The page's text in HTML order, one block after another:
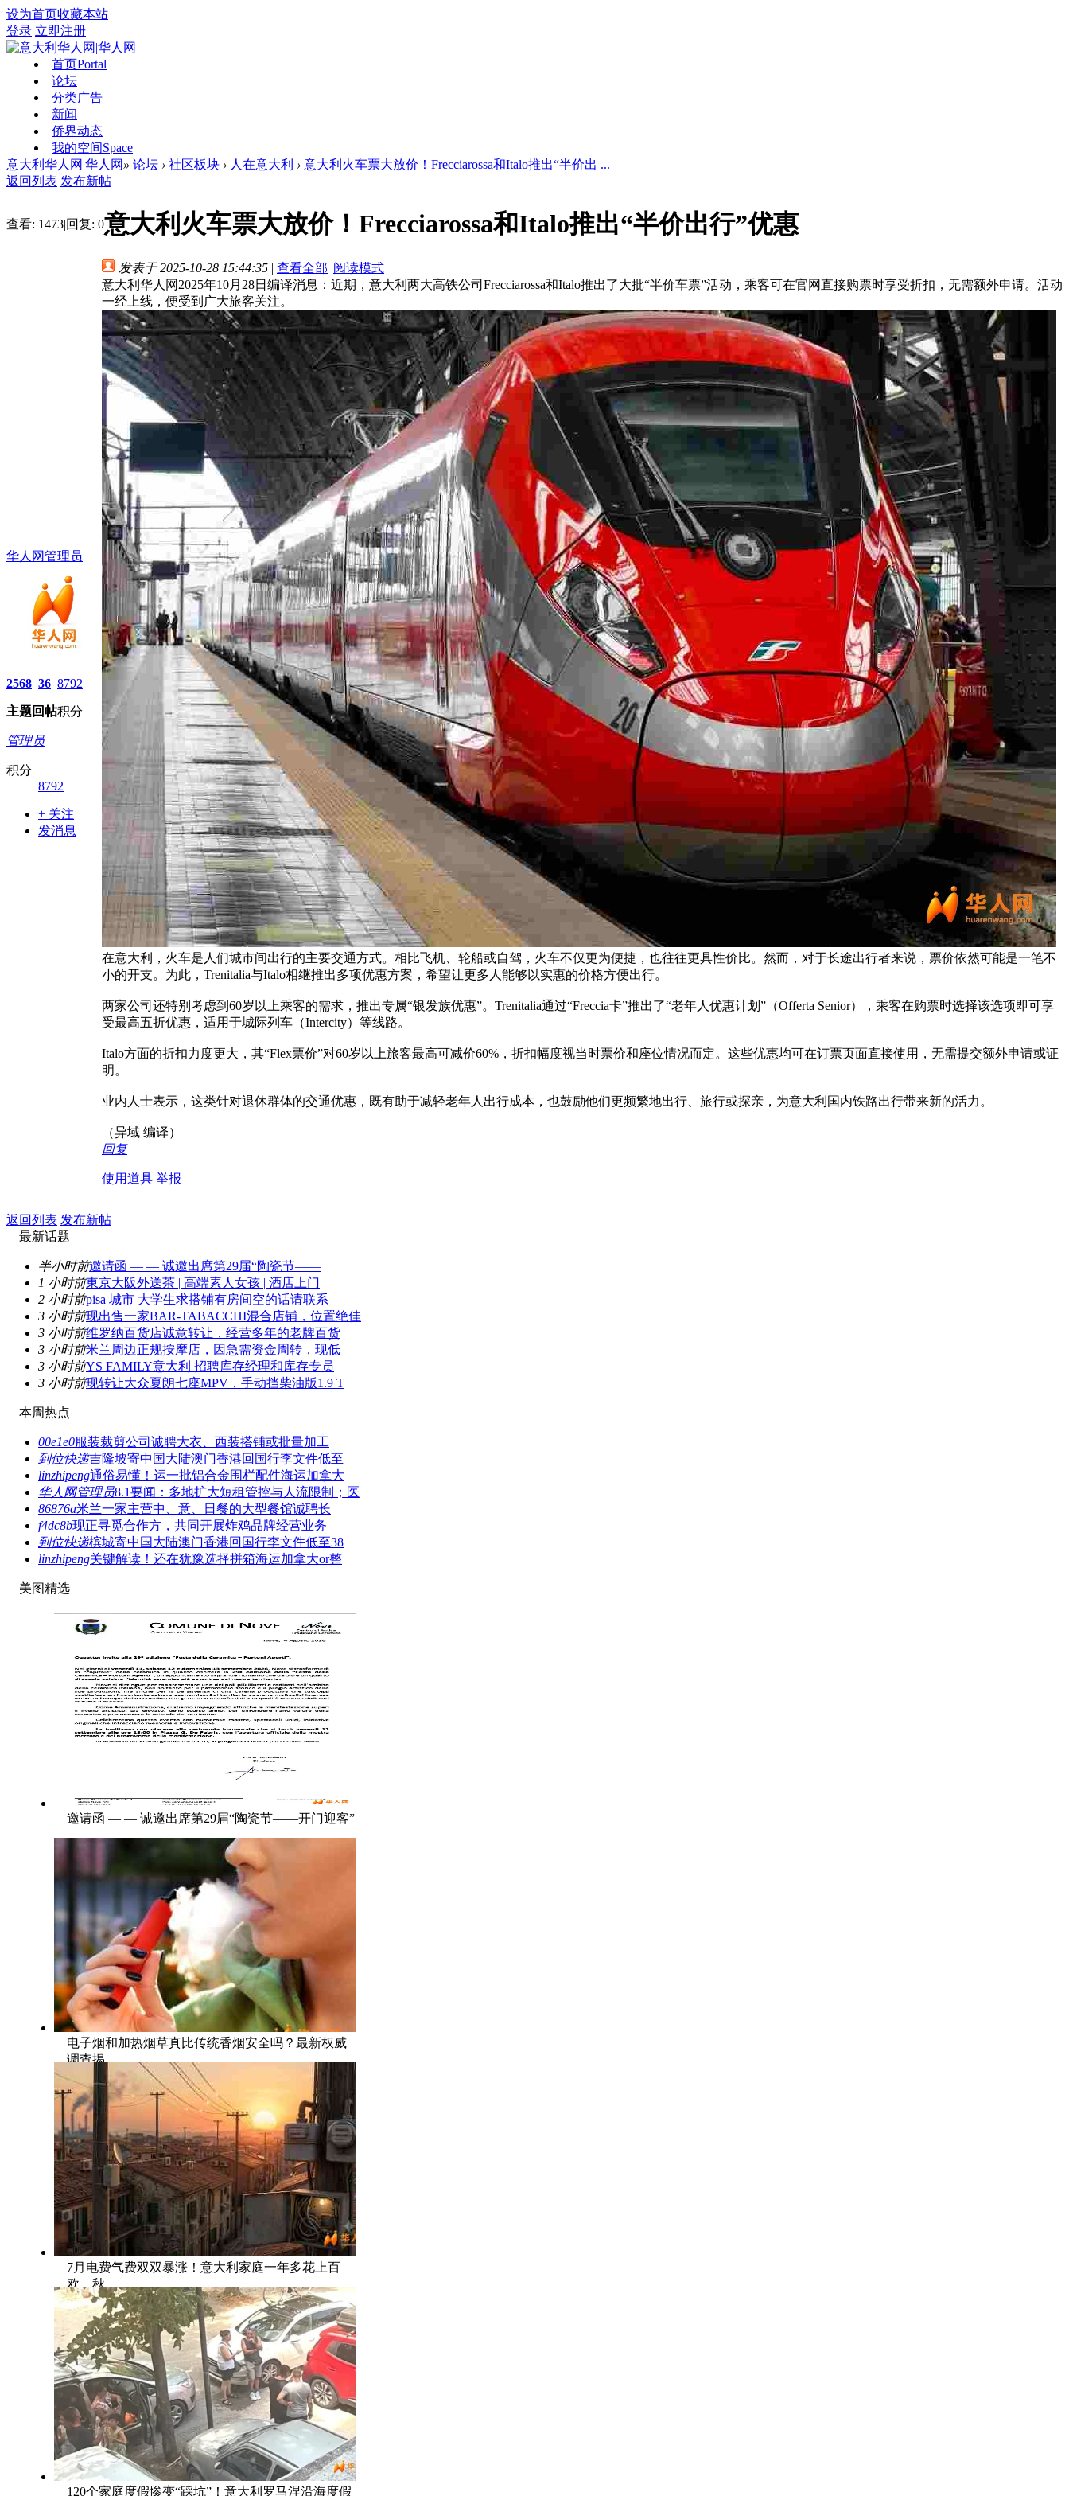
设为首页收藏本站
登录 立即注册
首页Portal
论坛
分类广告
新闻
侨界动态
我的空间Space
意大利华人网|华人网 » 论坛 › 社区板块 › 人在意大利 › 意大利火车票大放价！Frecciarossa和Italo推出“半价出 ...
返回列表 发布新帖
查看: 1473|回复: 0意大利火车票大放价！Frecciarossa和Italo推出“半价出行”优惠
华人网管理员
2568
主题
36
回帖
8792
积分
管理员
积分
8792
+ 关注
发消息
发表于 2025-10-28 15:44:35 | 查看全部 |阅读模式
意大利华人网2025年10月28日编译消息：近期，意大利两大高铁公司Frecciarossa和Italo推出了大批“半价车票”活动，乘客可在官网直接购票时享受折扣，无需额外申请。活动
一经上线，便受到广大旅客关注。
在意大利，火车是人们城市间出行的主要交通方式。相比飞机、轮船或自驾，火车不仅更为便捷，也往往更具性价比。然而，对于长途出行者来说，票价依然可能是一笔不
小的开支。为此，Trenitalia与Italo相继推出多项优惠方案，希望让更多人能够以实惠的价格方便出行。
两家公司还特别考虑到60岁以上乘客的需求，推出专属“银发族优惠”。Trenitalia通过“Freccia卡”推出了“老年人优惠计划”（Offerta Senior），乘客在购票时选择该选项即可享
受最高五折优惠，适用于城际列车（Intercity）等线路。
Italo方面的折扣力度更大，其“Flex票价”对60岁以上旅客最高可减价60%，折扣幅度视当时票价和座位情况而定。这些优惠均可在订票页面直接使用，无需提交额外申请或证
明。
业内人士表示，这类针对退休群体的交通优惠，既有助于减轻老年人出行成本，也鼓励他们更频繁地出行、旅行或探亲，为意大利国内铁路出行带来新的活力。
（异域 编译）
回复
使用道具 举报
返回列表 发布新帖
最新话题
半小时前邀请函 — — 诚邀出席第29届“陶瓷节——
1 小时前東京大阪外送茶 | 高端素人女孩 | 酒店上门
2 小时前pisa 城市 大学生求搭铺有房间空的话请联系
3 小时前现出售一家BAR-TABACCHI混合店铺，位置绝佳
3 小时前维罗纳百货店诚意转让，经营多年的老牌百货
3 小时前米兰周边正规按摩店，因急需资金周转，现低
3 小时前YS FAMILY意大利 招聘库存经理和库存专员
3 小时前现转让大众夏朗七座MPV，手动挡柴油版1.9 T
本周热点
00e1e0服装裁剪公司诚聘大衣、西装搭铺或批量加工
到位快递吉隆坡寄中国大陆澳门香港回国行李文件低至
linzhipeng通俗易懂！运一批铝合金围栏配件海运加拿大
华人网管理员8.1要闻：多地扩大短租管控与人流限制；医
86876a米兰一家主营中、意、日餐的大型餐馆诚聘长
f4dc8b现正寻觅合作方，共同开展炸鸡品牌经营业务
到位快递槟城寄中国大陆澳门香港回国行李文件低至38
linzhipeng关键解读！还在犹豫选择拼箱海运加拿大or整
美图精选
邀请函 — — 诚邀出席第29届“陶瓷节——开门迎客”
电子烟和加热烟草真比传统香烟安全吗？最新权威
调查揭
7月电费气费双双暴涨！意大利家庭一年多花上百
欧，秋
120个家庭度假惨变“踩坑”！意大利罗马涅沿海度假